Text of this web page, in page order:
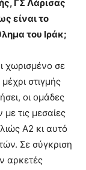
ΓΣ Λάρισας
είναι το
του Ιράκ;
χωρισμένο σε
στιγμής
οι ομάδες
τις μεσαίες
Α2 κι αυτό
Σε σύγκριση
αρκετές